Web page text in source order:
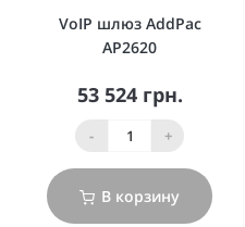
VoIP шлюз AddPac
AP2620
53 524 грн.
- +
В корзину